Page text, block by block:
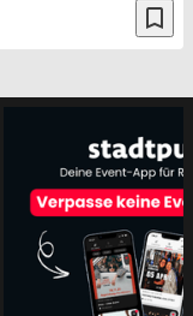
bookmark_border